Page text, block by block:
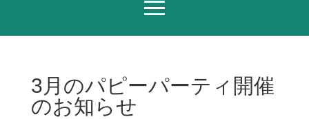
3月のパピーパーティ開催
のお知らせ